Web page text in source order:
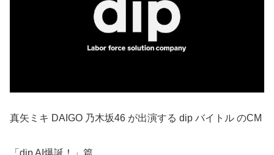
真矢ミキ DAIGO 乃木坂46 が出演する dip バイトル のCM